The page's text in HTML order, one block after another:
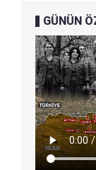
GÜNÜN